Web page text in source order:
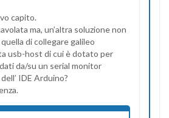
capito.
ma, un’altra soluzione non
di collegare galileo
usb-host di cui è dotato per
da/su un serial monitor
IDE Arduino?